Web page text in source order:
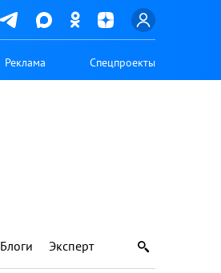
Реклама Спецпроекты
Блоги Эксперт